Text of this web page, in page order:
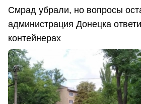
Смрад убрали, но вопросы
администрация Донецка
контейнерах